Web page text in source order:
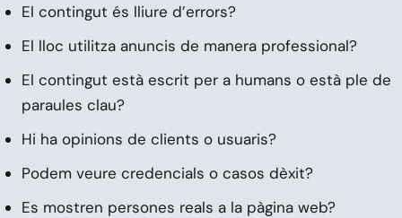
El contingut és lliure d’errors?
El lloc utilitza anuncis de manera professional?
El contingut està escrit per a humans o està ple de
paraules clau?
Hi ha opinions de clients o usuaris?
Podem veure credencials o casos dèxit?
Es mostren persones reals a la pàgina web?